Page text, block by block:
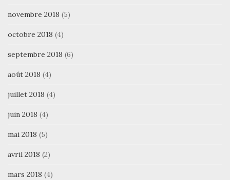
novembre 2018 (5)
octobre 2018 (4)
septembre 2018 (6)
août 2018 (4)
juillet 2018 (4)
juin 2018 (4)
mai 2018 (5)
avril 2018 (2)
mars 2018 (4)